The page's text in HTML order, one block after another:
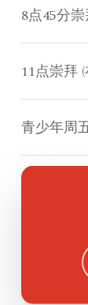
8点45分
11点崇拜
青少年周
指南针儿
欧哈纳主